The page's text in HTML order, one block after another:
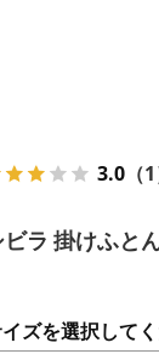
3.0 （1
ビラ 掛けふと
ズを選択して